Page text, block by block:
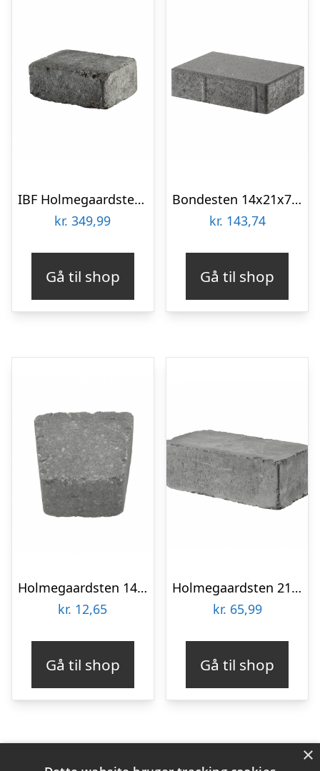
IBF Holmegaardsten 14×10,5×7 cm – Halve – Sort/Antracit
kr. 349,99
Gå til shop
Bondesten 14x21x7 cm Grå
kr. 143,74
Gå til shop
Holmegaardsten 14×13/9×5,5 cm – Cirkelsten lille – Sort/Antracit
kr. 12,65
Gå til shop
Holmegaardsten 21x42x14 cm – Makro Kantblokke – Sort/Antracit
kr. 65,99
Gå til shop
×